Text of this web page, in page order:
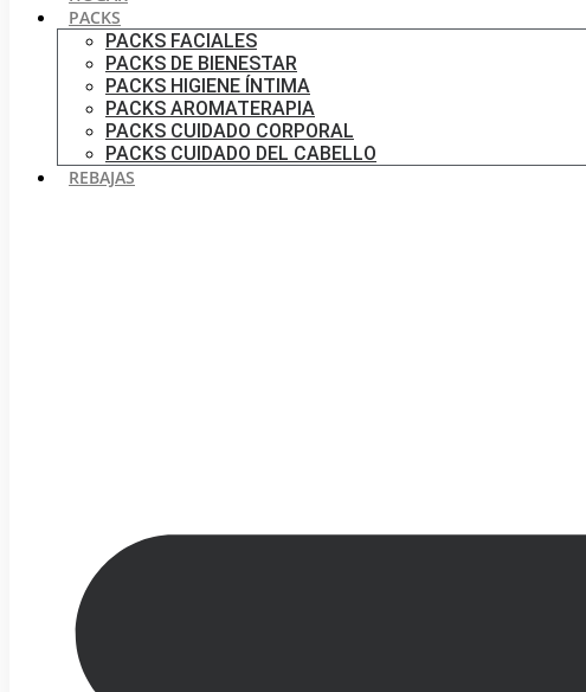
PACKS
PACKS FACIALES
PACKS DE BIENESTAR
PACKS HIGIENE ÍNTIMA
PACKS AROMATERAPIA
PACKS CUIDADO CORPORAL
PACKS CUIDADO DEL CABELLO
REBAJAS